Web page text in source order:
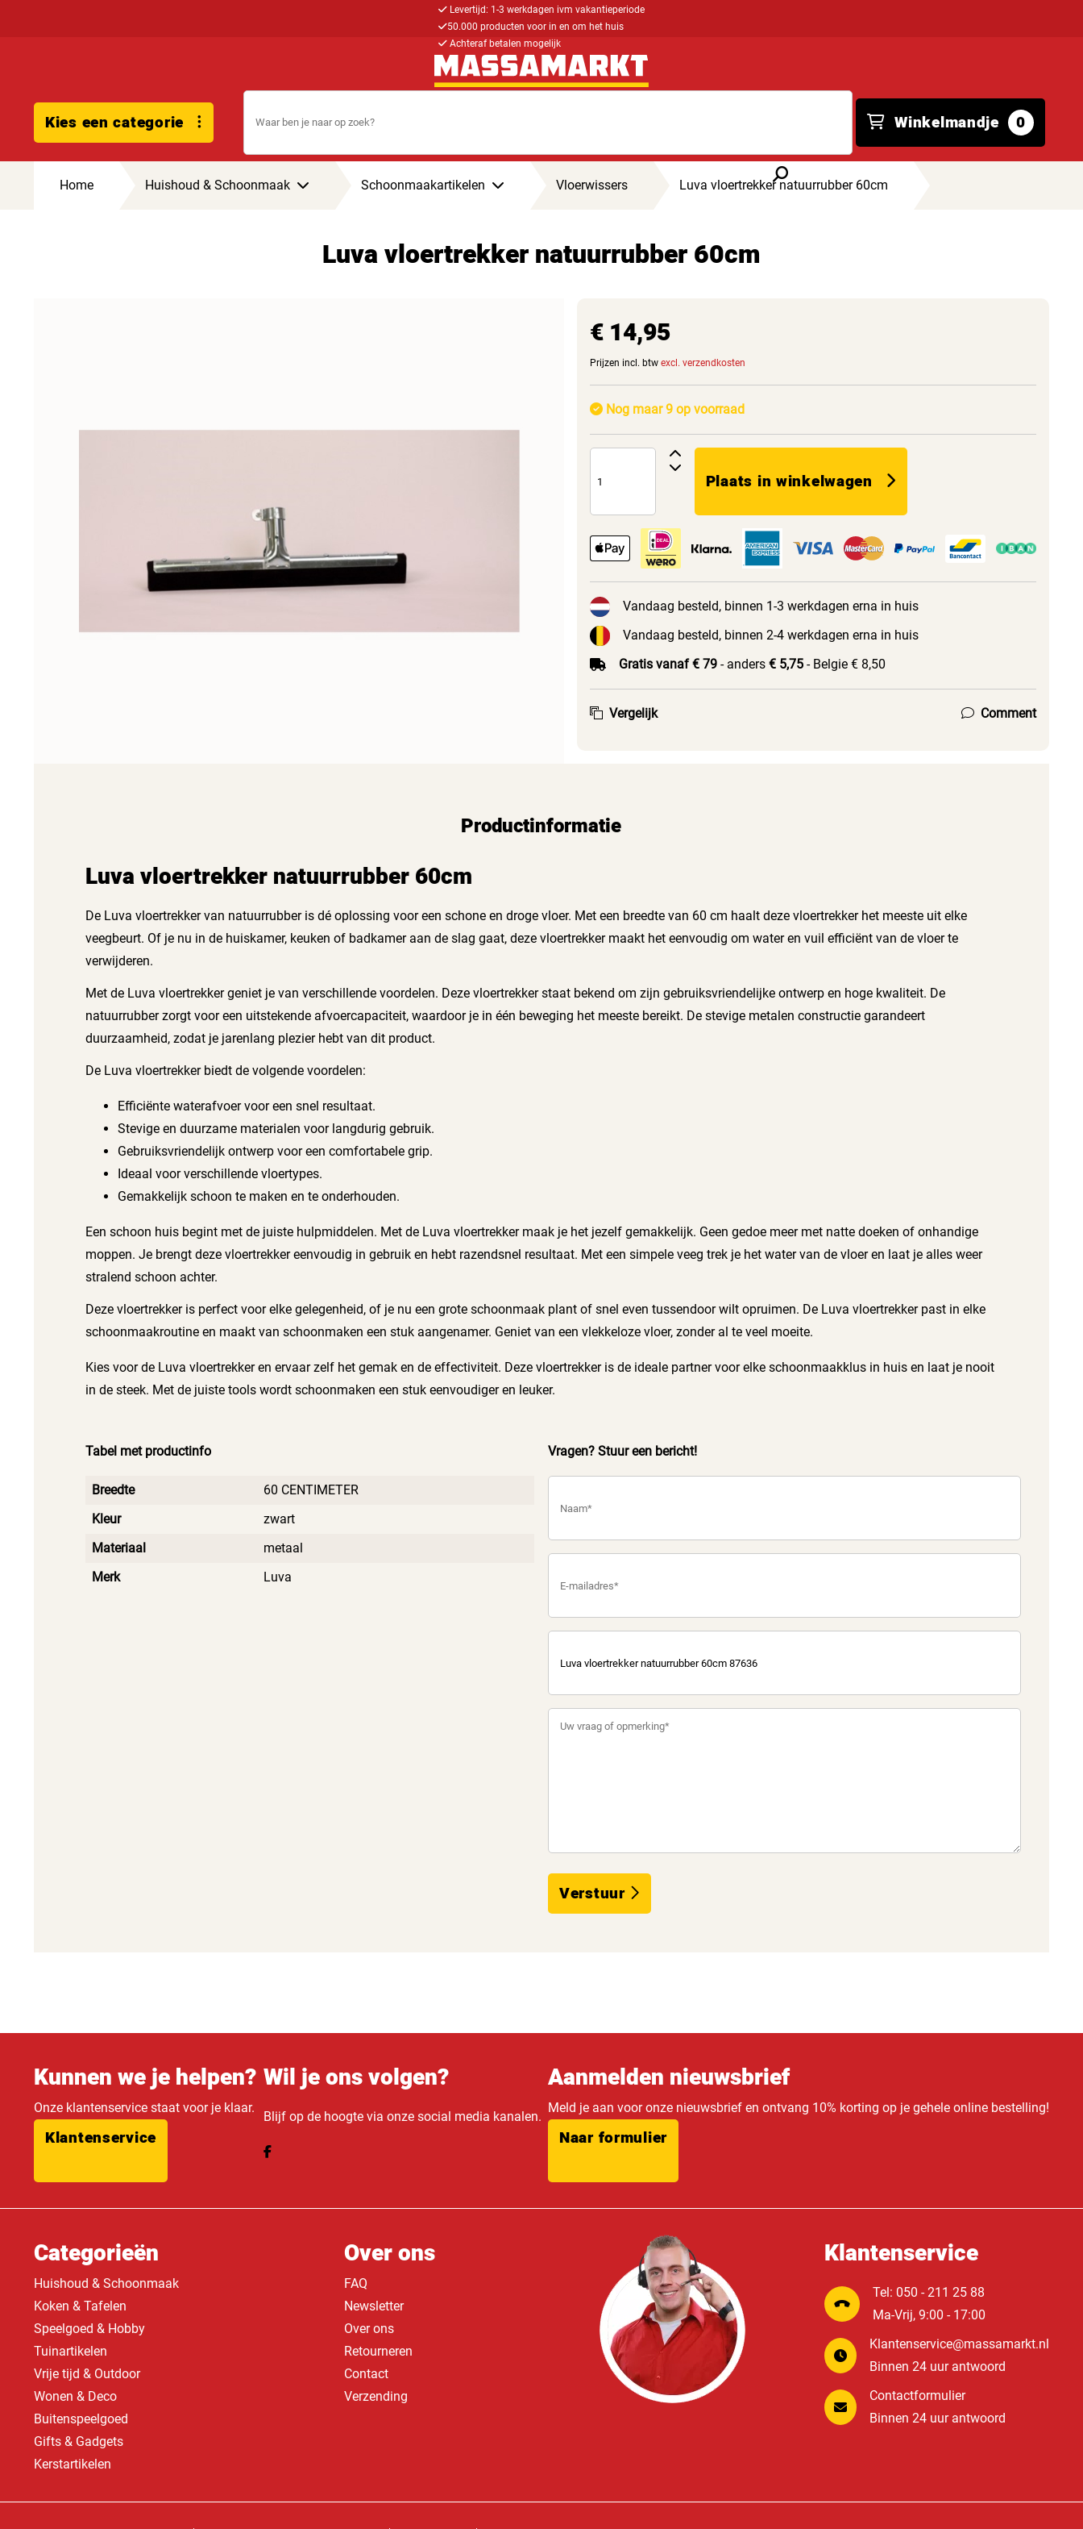
Levertijd: 1-3 werkdagen ivm vakantieperiode
50.000 producten voor in en om het huis
Achteraf betalen mogelijk
Kies een categorie Winkelmandje 0
Home Huishoud & Schoonmaak Schoonmaakartikelen Vloerwissers Luva vloertrekker natuurrubber 60cm
Luva vloertrekker natuurrubber 60cm
€ 14,95
Prijzen incl. btw excl. verzendkosten
Nog maar 9 op voorraad
Plaats in winkelwagen
Vandaag besteld, binnen 1-3 werkdagen erna in huis
Vandaag besteld, binnen 2-4 werkdagen erna in huis
Gratis vanaf € 79- anders € 5,75- Belgie € 8,50
Vergelijk Comment
Productinformatie
Luva vloertrekker natuurrubber 60cm
De Luva vloertrekker van natuurrubber is dé oplossing voor een schone en droge vloer. Met een breedte van 60 cm haalt deze vloertrekker het meeste uit elke
veegbeurt. Of je nu in de huiskamer, keuken of badkamer aan de slag gaat, deze vloertrekker maakt het eenvoudig om water en vuil efficiënt van de vloer te
verwijderen.
Met de Luva vloertrekker geniet je van verschillende voordelen. Deze vloertrekker staat bekend om zijn gebruiksvriendelijke ontwerp en hoge kwaliteit. De
natuurrubber zorgt voor een uitstekende afvoercapaciteit, waardoor je in één beweging het meeste bereikt. De stevige metalen constructie garandeert
duurzaamheid, zodat je jarenlang plezier hebt van dit product.
De Luva vloertrekker biedt de volgende voordelen:
Efficiënte waterafvoer voor een snel resultaat.
Stevige en duurzame materialen voor langdurig gebruik.
Gebruiksvriendelijk ontwerp voor een comfortabele grip.
Ideaal voor verschillende vloertypes.
Gemakkelijk schoon te maken en te onderhouden.
Een schoon huis begint met de juiste hulpmiddelen. Met de Luva vloertrekker maak je het jezelf gemakkelijk. Geen gedoe meer met natte doeken of onhandige
moppen. Je brengt deze vloertrekker eenvoudig in gebruik en hebt razendsnel resultaat. Met een simpele veeg trek je het water van de vloer en laat je alles weer
stralend schoon achter.
Deze vloertrekker is perfect voor elke gelegenheid, of je nu een grote schoonmaak plant of snel even tussendoor wilt opruimen. De Luva vloertrekker past in elke
schoonmaakroutine en maakt van schoonmaken een stuk aangenamer. Geniet van een vlekkeloze vloer, zonder al te veel moeite.
Kies voor de Luva vloertrekker en ervaar zelf het gemak en de effectiviteit. Deze vloertrekker is de ideale partner voor elke schoonmaakklus in huis en laat je nooit
in de steek. Met de juiste tools wordt schoonmaken een stuk eenvoudiger en leuker.
Tabel met productinfo
Breedte
60 CENTIMETER
Kleur
zwart
Materiaal
metaal
Merk
Luva
Vragen? Stuur een bericht!
Verstuur
Kunnen we je helpen?
Onze klantenservice staat voor je klaar.
Klantenservice
Wil je ons volgen?
Blijf op de hoogte via onze social media kanalen.
Aanmelden nieuwsbrief
Meld je aan voor onze nieuwsbrief en ontvang 10% korting op je gehele online bestelling!
Naar formulier
Categorieën
Huishoud & Schoonmaak
Koken & Tafelen
Speelgoed & Hobby
Tuinartikelen
Vrije tijd & Outdoor
Wonen & Deco
Buitenspeelgoed
Gifts & Gadgets
Kerstartikelen
Over ons
FAQ
Newsletter
Over ons
Retourneren
Contact
Verzending
Klantenservice
Tel: 050 - 211 25 88
Ma-Vrij, 9:00 - 17:00
Klantenservice@massamarkt.nl
Binnen 24 uur antwoord
Contactformulier
Binnen 24 uur antwoord